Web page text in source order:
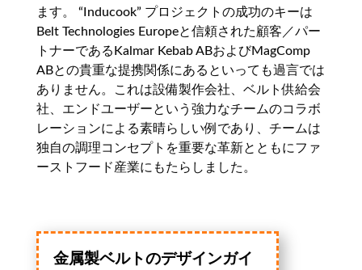
ます。 “Inducook” プロジェクトの成功のキーは
Belt Technologies Europeと信頼された顧客／パー
トナーであるKalmar Kebab ABおよびMagComp
ABとの貴重な提携関係にあるといっても過言では
ありません。これは設備製作会社、ベルト供給会
社、エンドユーザーという強力なチームのコラボ
レーションによる素晴らしい例であり、チームは
独自の調理コンセプトを重要な革新とともにファ
ーストフード産業にもたらしました。
金属製ベルトのデザインガイ